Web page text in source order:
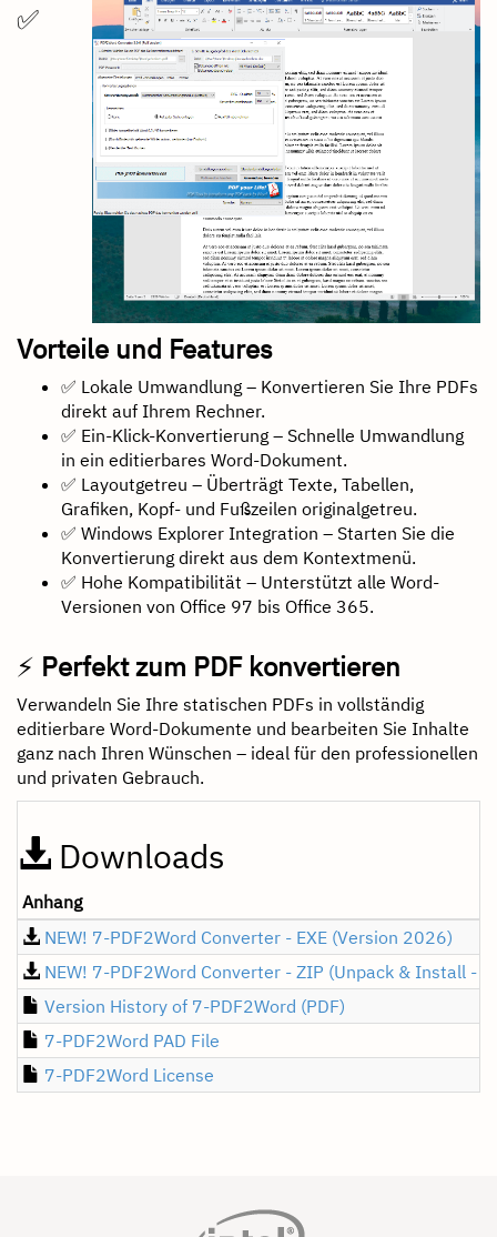
✅
Vorteile und Features
✅ Lokale Umwandlung – Konvertieren Sie Ihre PDFs
direkt auf Ihrem Rechner.
✅ Ein-Klick-Konvertierung – Schnelle Umwandlung
in ein editierbares Word-Dokument.
✅ Layoutgetreu – Überträgt Texte, Tabellen,
Grafiken, Kopf- und Fußzeilen originalgetreu.
✅ Windows Explorer Integration – Starten Sie die
Konvertierung direkt aus dem Kontextmenü.
✅ Hohe Kompatibilität – Unterstützt alle Word-
Versionen von Office 97 bis Office 365.
⚡ Perfekt zum PDF konvertieren
Verwandeln Sie Ihre statischen PDFs in vollständig
editierbare Word-Dokumente und bearbeiten Sie Inhalte
ganz nach Ihren Wünschen – ideal für den professionellen
und privaten Gebrauch.
Downloads
Anhang
NEW! 7-PDF2Word Converter - EXE (Version 2026)
NEW! 7-PDF2Word Converter - ZIP (Unpack & Install -
Version History of 7-PDF2Word (PDF)
7-PDF2Word PAD File
7-PDF2Word License